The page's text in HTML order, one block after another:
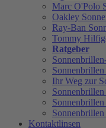
Marc O'Polo
Oakley
Ray-Ban
Tommy
Ratgeber
Ihr Weg zur
Kontaktlinsen